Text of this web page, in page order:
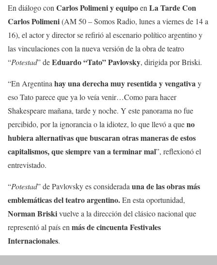
En diálogo con Carlos Polimeni y equipoen La Tarde Con
Carlos Polimeni(AM 50 – Somos Radio, lunes a viernes de 14 a
16), el actor y director se refirió al escenario político argentino y
las vinculaciones con la nueva versión de la obra de teatro
“Potestad” deEduardo “Tato” Pavlovsky, dirigida por Briski.
“En Argentina hay una derecha muy resentida y vengativa y
eso Tato parece que ya lo veía venir…Como para hacer
Shakespeare mañana, tarde y noche. Y este panorama no fue
percibido, por la ignorancia o la idiotez, lo que llevó a queno
hubiera alternativas que buscaran otras maneras de estos
capitalismos, que siempre van a terminar mal”, reflexionó el
entrevistado.
“Potestad” de Pavlovsky es considerada una de las obras más
emblemáticas del teatro argentino.En esta oportunidad,
Norman Briskivuelve a la dirección del clásico nacional que
representó al país en más de cincuenta Festivales
Internacionales.